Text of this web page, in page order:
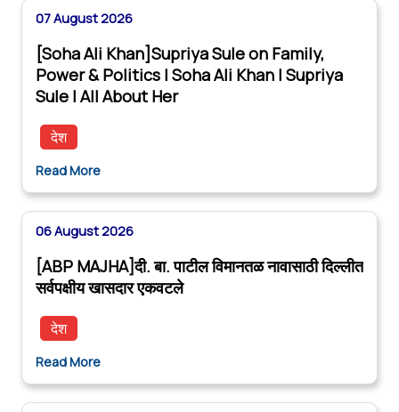
07 August 2026
[Soha Ali Khan]Supriya Sule on Family,
Power & Politics | Soha Ali Khan | Supriya
Sule | All About Her
देश
Read More
06 August 2026
[ABP MAJHA]दी. बा. पाटील विमानतळ नावासाठी दिल्लीत
सर्वपक्षीय खासदार एकवटले
देश
Read More